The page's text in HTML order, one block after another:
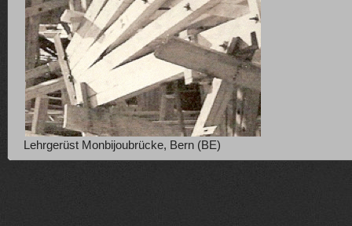
Lehrgerüst Monbijoubrücke, Bern (BE)